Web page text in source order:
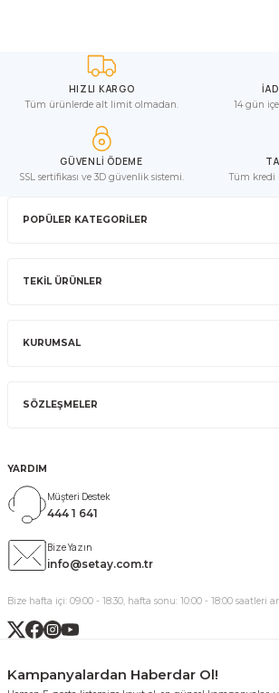
HIZLI KARGO
Tüm ürünlerde alt limit olmadan. 14 gün
GÜVENLİ ÖDEME
SSL sertifikası ve 3D güvenlik sistemi. Tüm kredi
POPÜLER KATEGORİLER
TEKİL ÜRÜNLER
KURUMSAL
SÖZLEŞMELER
YARDIM
Müşteri Destek
444 1 641
Bize Yazın
info@setay.com.tr
Bize hafta içi: 09:00 - 18:30, hafta sonu: 10:00 - 18:00 saatleri
Kampanyalardan Haberdar Ol!